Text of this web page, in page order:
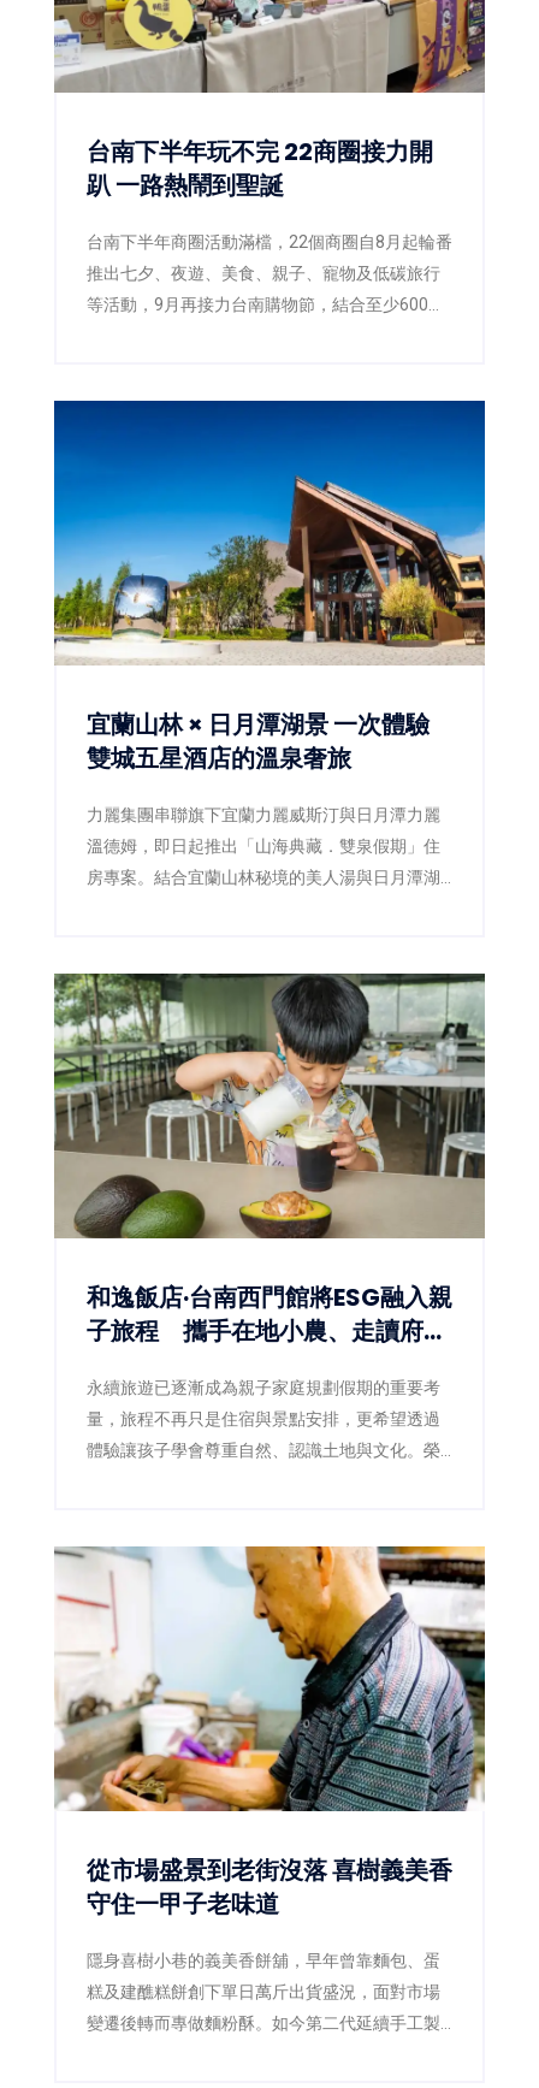
台南下半年玩不完 22商圈接力開
趴 一路熱鬧到聖誕
台南下半年商圈活動滿檔，22個商圈自8月起輪番
推出七夕、夜遊、美食、親子、寵物及低碳旅行
等活動，9月再接力台南購物節，結合至少600萬
宜蘭山林 × 日月潭湖景 一次體驗
雙城五星酒店的溫泉奢旅
力麗集團串聯旗下宜蘭力麗威斯汀與日月潭力麗
溫德姆，即日起推出「山海典藏．雙泉假期」住
房專案。結合宜蘭山林秘境的美人湯與日月潭湖
和逸飯店·台南西門館將ESG融入親
子旅程 攜手在地小農、走讀府城
永續旅遊已逐漸成為親子家庭規劃假期的重要考
量，旅程不再只是住宿與景點安排，更希望透過
體驗讓孩子學會尊重自然、認識土地與文化。榮
房瓶裝水、增設飲水設備、不主動提供一次性備
品等環保措施，今年更將永續概念延伸至旅遊內
容，推出結合食農教育的「酪跑農遊趣」住房專
案，以及深度認識府城文化的「府城文化走
讀」，讓親子在旅行中親近自然、探索歷史，也
讓永續不只是口號，而是真正融入每一段家庭旅
程。
從市場盛景到老街沒落 喜樹義美香
守住一甲子老味道
隱身喜樹小巷的義美香餅舖，早年曾靠麵包、蛋
糕及建醮糕餅創下單日萬斤出貨盛況，面對市場
變遷後轉而專做麵粉酥。如今第二代延續手工製